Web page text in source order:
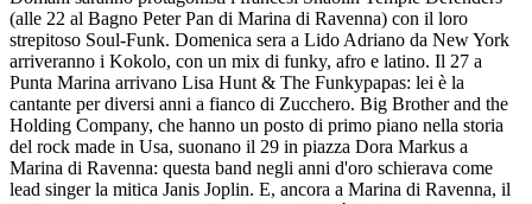
(alle 22 al Bagno Peter Pan di Marina di Ravenna) con il loro
strepitoso Soul-Funk. Domenica sera a Lido Adriano da New York
arriveranno i Kokolo, con un mix di funky, afro e latino. Il 27 a
Punta Marina arrivano Lisa Hunt & The Funkypapas: lei è la
cantante per diversi anni a fianco di Zucchero. Big Brother and the
Holding Company, che hanno un posto di primo piano nella storia
del rock made in Usa, suonano il 29 in piazza Dora Markus a
Marina di Ravenna: questa band negli anni d'oro schierava come
lead singer la mitica Janis Joplin. E, ancora a Marina di Ravenna, il